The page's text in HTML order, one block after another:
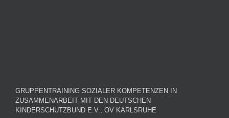
GRUPPENTRAINING SOZIALER KOMPETENZEN IN
ZUSAMMENARBEIT MIT DEN DEUTSCHEN
KINDERSCHUTZBUND E.V., OV KARLSRUHE